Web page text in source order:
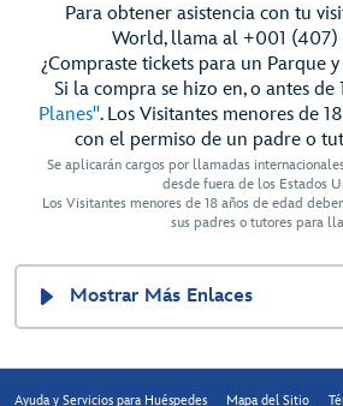
Para obtener asistencia con tu
World, llama al +001 (407)
¿Compraste tickets para un Parque
Si la compra se hizo en, o antes de
Planes". Los Visitantes menores de
con el permiso de un padre o
Se aplicarán cargos por llamadas
desde fuera de los Estados
Los Visitantes menores de 18 años de edad
sus padres o tutores para
Mostrar Más Enlaces
Ayuda y Servicios para Huéspedes Mapa del Sitio